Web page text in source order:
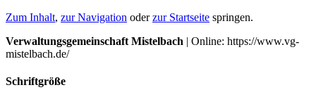
Zum Inhalt, zur Navigation oderzur Startseite springen.
Verwaltungsgemeinschaft Mistelbach | Online: https://www.vg-
mistelbach.de/
Schriftgröße